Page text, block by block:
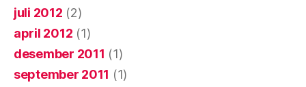
juli 2012 (2)
april 2012 (1)
desember 2011 (1)
september 2011 (1)